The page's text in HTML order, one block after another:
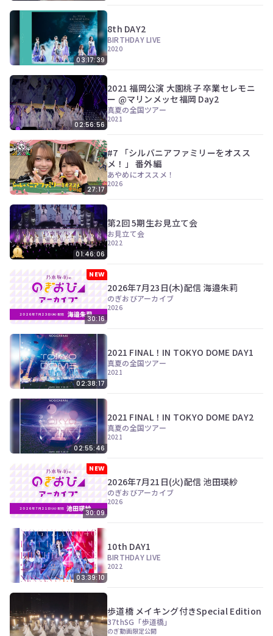
03:17:39
8th DAY2
BIRTHDAY LIVE
2020
02:56:56
2021 福岡公演 大園桃子 卒業セレモニ
ー @マリンメッセ福岡 Day2
真夏の全国ツアー
2021
27:17
#7 「シルバニアファミリーをオスス
メ！」 番外編
あやめにオススメ！
2026
01:46:06
第2回 5期生お見立て会
お見立て会
2022
NEW
30:16
2026年7月23日(木)配信 海邉朱莉
のぎおびアーカイブ
2026
02:38:17
2021 FINAL！IN TOKYO DOME DAY1
真夏の全国ツアー
2021
02:55:46
2021 FINAL！IN TOKYO DOME DAY2
真夏の全国ツアー
2021
NEW
30:09
2026年7月21日(火)配信 池田瑛紗
のぎおびアーカイブ
2026
03:39:10
10th DAY1
BIRTHDAY LIVE
2022
歩道橋 メイキング付きSpecial Edition
37thSG「歩道橋」
のぎ動画限定公開